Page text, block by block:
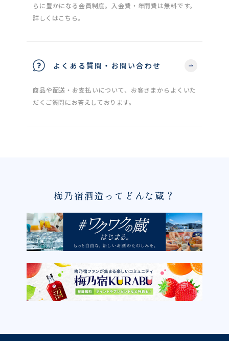
らに豊かになる会員制度。入会費・年間費は無料です。
詳しくはこちら。
よくある質問・お問い合わせ
商品や配送・お支払いについて、お客さまからよくいた
だくご質問にお答えしております。
梅乃宿酒造ってどんな蔵？